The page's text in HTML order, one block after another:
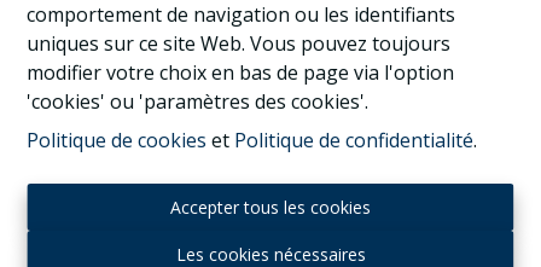
comportement de navigation ou les identifiants
uniques sur ce site Web. Vous pouvez toujours
modifier votre choix en bas de page via l'option
'cookies' ou 'paramètres des cookies'.
Politique de cookies et Politique de confidentialité.
Accepter tous les cookies
Les cookies nécessaires